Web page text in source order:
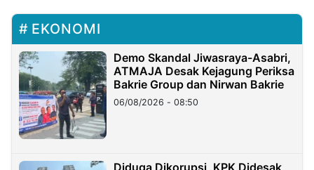
EKONOMI
Demo Skandal Jiwasraya-Asabri,
ATMAJA Desak Kejagung Periksa
Bakrie Group dan Nirwan Bakrie
06/08/2026 - 08:50